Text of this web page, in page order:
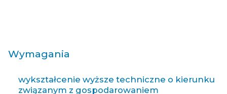
Wymagania
wykształcenie wyższe techniczne o kierunku
związanym z gospodarowaniem